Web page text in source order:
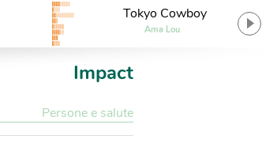
Tokyo Cowboy
Ama Lou
Impact
Persone e salute